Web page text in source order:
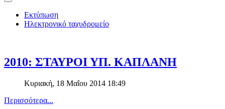
Εκτύπωση
Ηλεκτρονικό ταχυδρομείο
2010: ΣΤΑΥΡΟΙ ΥΠ. ΚΑΠΛΑΝΗ
Κυριακή, 18 Μαΐου 2014 18:49
Περισσότερα...